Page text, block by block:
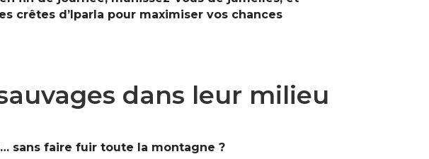
crêtes d’Iparla pour maximiser vos chances
dans leur milieu
sans faire fuir toute la montagne ?